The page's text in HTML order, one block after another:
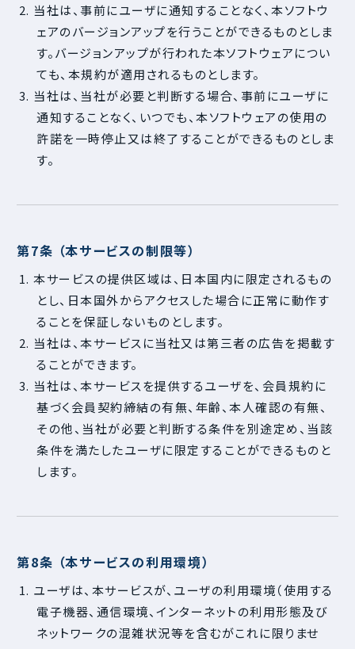
2. 当社は、事前にユーザに通知することなく、本ソフトウ
ェアのバージョンアップを行うことができるものとしま
す。バージョンアップが行われた本ソフトウェアについ
ても、本規約が適用されるものとします。
3. 当社は、当社が必要と判断する場合、事前にユーザに
通知することなく、いつでも、本ソフトウェアの使用の
許諾を一時停止又は終了することができるものとしま
す。
第7条 （本サービスの制限等）
1. 本サービスの提供区域は、日本国内に限定されるもの
とし、日本国外からアクセスした場合に正常に動作す
ることを保証しないものとします。
2. 当社は、本サービスに当社又は第三者の広告を掲載す
ることができます。
3. 当社は、本サービスを提供するユーザを、会員規約に
基づく会員契約締結の有無、年齢、本人確認の有無、
その他、当社が必要と判断する条件を別途定め、当該
条件を満たしたユーザに限定することができるものと
します。
第8条 （本サービスの利用環境）
1. ユーザは、本サービスが、ユーザの利用環境（使用する
電子機器、通信環境、インターネットの利用形態及び
ネットワークの混雑状況等を含むがこれに限りませ